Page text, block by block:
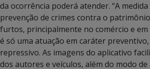
da ocorrência poderá atender. “A
prevenção de crimes contra o
furtos, principalmente no comércio e em
é só uma atuação em caráter
repressivo. As imagens do aplicativo
dos autores e veículos, além do modo